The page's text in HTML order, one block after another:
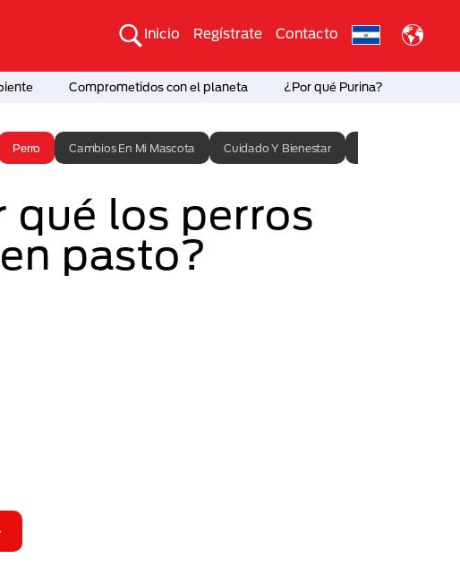
Inicio Regístrate Contacto
Comprometidos con el planeta ¿Por qué Purina?
Perro Cambios En Mi Mascota Cuidado Y Bienestar
qué los perros
pasto?